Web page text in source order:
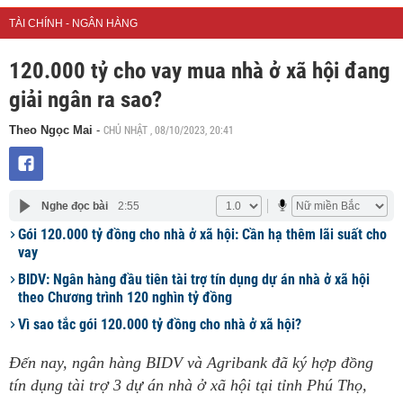
TÀI CHÍNH - NGÂN HÀNG
120.000 tỷ cho vay mua nhà ở xã hội đang
giải ngân ra sao?
Theo Ngọc Mai - CHỦ NHẬT , 08/10/2023, 20:41
Nghe đọc bài 2:55
Gói 120.000 tỷ đồng cho nhà ở xã hội: Cần hạ thêm lãi suất cho
vay
BIDV: Ngân hàng đầu tiên tài trợ tín dụng dự án nhà ở xã hội
theo Chương trình 120 nghìn tỷ đồng
Vì sao tắc gói 120.000 tỷ đồng cho nhà ở xã hội?
Đến nay, ngân hàng BIDV và Agribank đã ký hợp đồng
tín dụng tài trợ 3 dự án nhà ở xã hội tại tỉnh Phú Thọ,